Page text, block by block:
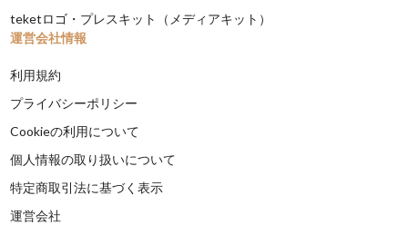
teketロゴ・プレスキット（メディアキット）
運営会社情報
利用規約
プライバシーポリシー
Cookieの利用について
個人情報の取り扱いについて
特定商取引法に基づく表示
運営会社